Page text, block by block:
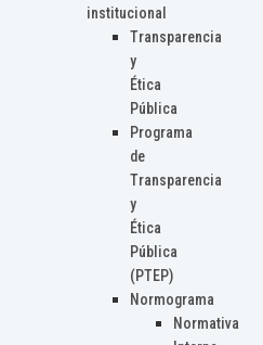
institucional
Transparencia
y
Ética
Pública
Programa
de
Transparencia
y
Ética
Pública
(PTEP)
Normograma
Normativa